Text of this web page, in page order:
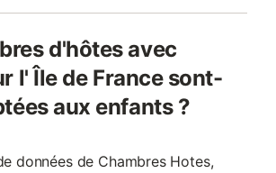
d'hôtes avec
l' Île de France sont-
aux enfants ?
données de Chambres Hotes,